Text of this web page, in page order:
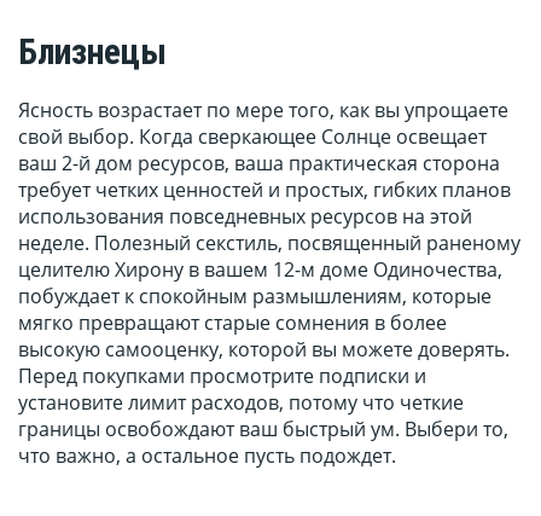
Близнецы
Ясность возрастает по мере того, как вы упрощаете
свой выбор. Когда сверкающее Солнце освещает
ваш 2-й дом ресурсов, ваша практическая сторона
требует четких ценностей и простых, гибких планов
использования повседневных ресурсов на этой
неделе. Полезный секстиль, посвященный раненому
целителю Хирону в вашем 12-м доме Одиночества,
побуждает к спокойным размышлениям, которые
мягко превращают старые сомнения в более
высокую самооценку, которой вы можете доверять.
Перед покупками просмотрите подписки и
установите лимит расходов, потому что четкие
границы освобождают ваш быстрый ум. Выбери то,
что важно, а остальное пусть подождет.